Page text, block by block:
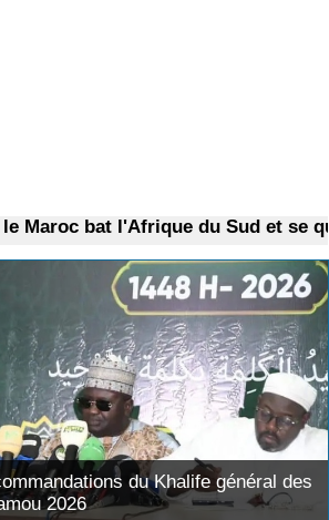
bat l'Afrique du Sud et se
du Khalife général des
2026